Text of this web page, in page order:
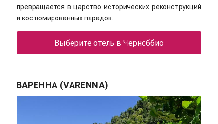
превращается в царство исторических реконструкций
и костюмированных парадов.
Выберите отель в Черноббио
ВАРЕННА (VARENNA)